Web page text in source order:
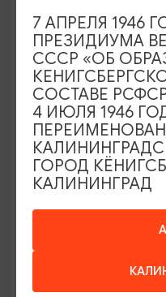
ЭКСКУРСИИ
Код города.
25.06.2026 -
Калининград, Музей
ОТ 150₽
7 АПРЕЛЯ 1946
ПРЕЗИДИУМА
СССР «ОБ
СОСТАВЕ
4 ИЮЛЯ 1946
ГОРОД
КАЛИНИНГРАД